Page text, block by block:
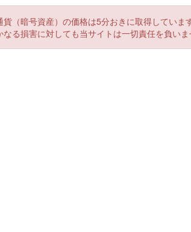
貨（暗号資産）の価格は5分おきに取得してい
なる損害に対しても当サイトは一切責任を負いま